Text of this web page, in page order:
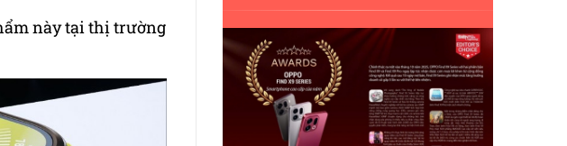
này tại thị trường